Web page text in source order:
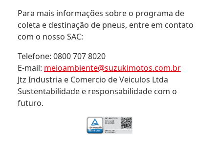
Para mais informações sobre o programa de
coleta e destinação de pneus, entre em contato
com o nosso SAC:
Telefone: 0800 707 8020
E-mail: meioambiente@suzukimotos.com.br
Jtz Industria e Comercio de Veiculos Ltda
Sustentabilidade e responsabilidade com o
futuro.